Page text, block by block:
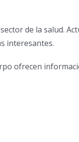
de la salud.
interesantes.
ofrecen